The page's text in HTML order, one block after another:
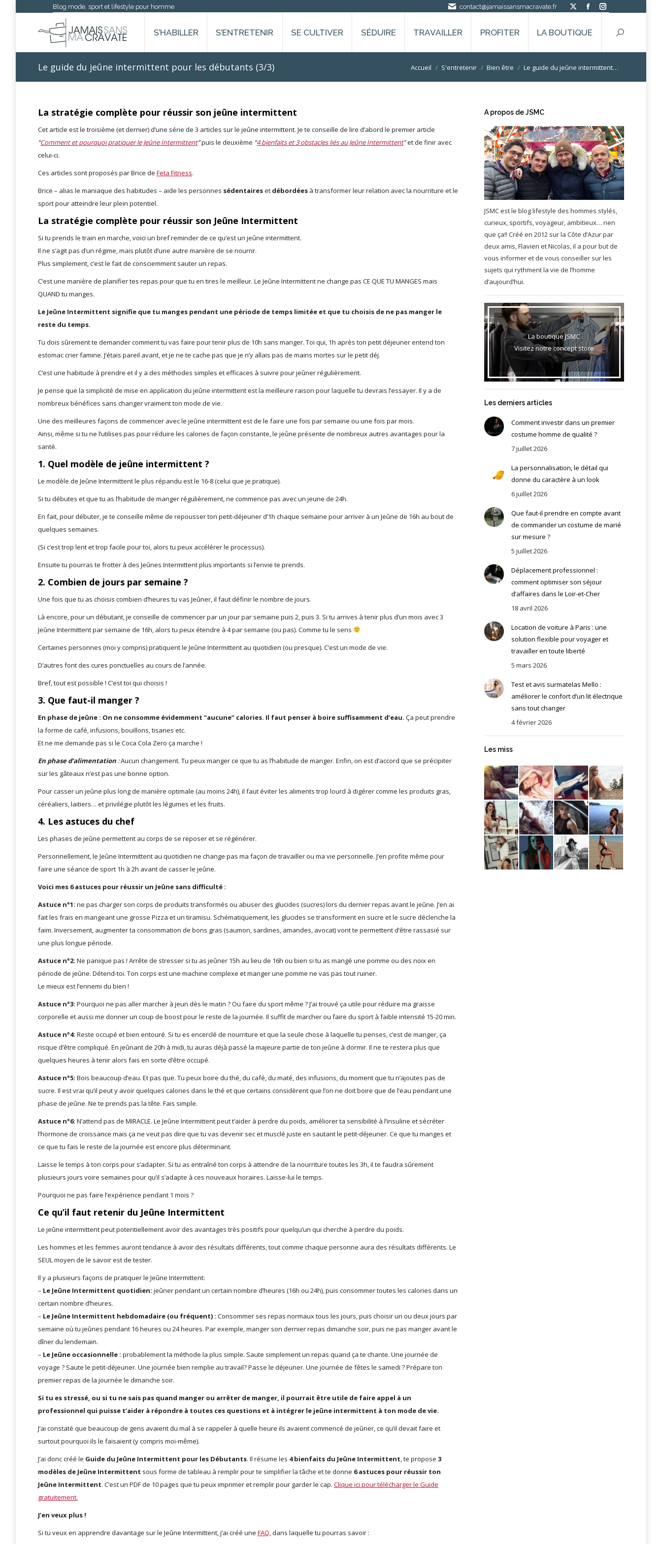
Blog mode, sport et lifestyle pour homme contact@jamaissansmacravate.fr
La
X
s'ouvre
La
Facebook
s'ouvre
La
Instagram
s'ouvre
S’HABILLER S’ENTRETENIR SE CULTIVER SÉDUIRE TRAVAILLER PROFITER LA BOUTIQUE
Recherche
Le guide du jeûne intermittent pour les débutants (3/3) Vous êtes ici :
Accueil S'entretenir Bien être Le guide du jeûne intermittent…
La stratégie complète pour réussir son jeûne intermittent
Cet article est le troisième (et dernier) d’une série de 3 articles sur le jeûne intermittent. Je te conseille de lire d’abord le premier article
“Comment et pourquoi pratiquer le Jeûne Intermittent”puis le deuxième “4 bienfaits et 3 obstacles liés au Jeûne Intermittent”et de finir avec
celui-ci.
Ces articles sont proposés par Brice de Feta Fitness.
Brice – alias le maniaque des habitudes – aide les personnes sédentaireset débordées à transformer leur relation avec la nourriture et le
sport pour atteindre leur plein potentiel.
La stratégie complète pour réussir son Jeûne Intermittent
Si tu prends le train en marche, voici un bref reminder de ce qu’est un jeûne intermittent.
Il ne s’agit pas d’un régime, mais plutôt d’une autre manière de se nourrir.
Plus simplement, c’est le fait de consciemment sauter un repas.
C’est une manière de planifier tes repas pour que tu en tires le meilleur. Le Jeûne Intermittent ne change pas CE QUE TU MANGES mais
QUAND tu manges.
Le Jeûne Intermittent signifie que tu manges pendant une période de temps limitée et que tu choisis de ne pas manger le
reste du temps.
Tu dois sûrement te demander comment tu vas faire pour tenir plus de 10h sans manger. Toi qui, 1h après ton petit déjeuner entend ton
estomac crier famine. J’étais pareil avant, et je ne te cache pas que je n’y allais pas de mains mortes sur le petit déj.
C’est une habitude à prendre et il y a des méthodes simples et efficaces à suivre pour jeûner régulièrement.
Je pense que la simplicité de mise en application du jeûne intermittent est la meilleure raison pour laquelle tu devrais l’essayer. Il y a de
nombreux bénéfices sans changer vraiment ton mode de vie.
Une des meilleures façons de commencer avec le jeûne intermittent est de le faire une fois par semaine ou une fois par mois.
Ainsi, même si tu ne l’utilises pas pour réduire les calories de façon constante, le jeûne présente de nombreux autres avantages pour la
santé.
1. Quel modèle de jeûne intermittent ?
Le modèle de Jeûne Intermittent le plus répandu est le 16-8 (celui que je pratique).
Si tu débutes et que tu as l’habitude de manger régulièrement, ne commence pas avec un jeune de 24h.
En fait, pour débuter, je te conseille même de repousser ton petit-déjeuner d’1h chaque semaine pour arriver à un Jeûne de 16h au bout de
quelques semaines.
(Si c’est trop lent et trop facile pour toi, alors tu peux accélérer le processus).
Ensuite tu pourras te frotter à des Jeûnes Intermittent plus importants si l’envie te prends.
2. Combien de jours par semaine ?
Une fois que tu as choisis combien d’heures tu vas Jeûner, il faut définir le nombre de jours.
Là encore, pour un débutant, je conseille de commencer par un jour par semaine puis 2, puis 3. Si tu arrives à tenir plus d’un mois avec 3
Jeûne Intermittent par semaine de 16h, alors tu peux étendre à 4 par semaine (ou pas). Comme tu le sens
Certaines personnes (moi y compris) pratiquent le Jeûne Intermittent au quotidien (ou presque). C’est un mode de vie.
D’autres font des cures ponctuelles au cours de l’année.
Bref, tout est possible ! C’est toi qui choisis !
3. Que faut-il manger ?
En phase de jeûne : On ne consomme évidemment “aucune” calories. Il faut penser à boire suffisamment d’eau. Ça peut prendre
la forme de café, infusions, bouillons, tisanes etc.
Et ne me demande pas si le Coca Cola Zero ça marche !
En phase d’alimentation :Aucun changement. Tu peux manger ce que tu as l’habitude de manger. Enfin, on est d’accord que se précipiter
sur les gâteaux n’est pas une bonne option.
Pour casser un jeûne plus long de manière optimale (au moins 24h), il faut éviter les aliments trop lourd à digérer comme les produits gras,
céréaliers, laitiers… et privilégie plutôt les légumes et les fruits.
4. Les astuces du chef
Les phases de jeûne permettent au corps de se reposer et se régénérer.
Personnellement, le Jeûne Intermittent au quotidien ne change pas ma façon de travailler ou ma vie personnelle. J’en profite même pour
faire une séance de sport 1h à 2h avant de casser le jeûne.
Voici mes 6 astuces pour réussir un Jeûne sans difficulté :
Astuce n°1: ne pas charger son corps de produits transformés ou abuser des glucides (sucres) lors du dernier repas avant le jeûne. J’en ai
fait les frais en mangeant une grosse Pizza et un tiramisu. Schématiquement, les glucides se transforment en sucre et le sucre déclenche la
faim. Inversement, augmenter ta consommation de bons gras (saumon, sardines, amandes, avocat) vont te permettent d’être rassasié sur
une plus longue période.
Astuce n°2: Ne panique pas ! Arrête de stresser si tu as jeûner 15h au lieu de 16h ou bien si tu as mangé une pomme ou des noix en
période de jeûne. Détend-toi. Ton corps est une machine complexe et manger une pomme ne vas pas tout ruiner.
Le mieux est l’ennemi du bien !
Astuce n°3: Pourquoi ne pas aller marcher à jeun dès le matin ? Ou faire du sport même ? J’ai trouvé ça utile pour réduire ma graisse
corporelle et aussi me donner un coup de boost pour le reste de la journée. Il suffit de marcher ou faire du sport à faible intensité 15-20 min.
Astuce n°4: Reste occupé et bien entouré. Si tu es encerclé de nourriture et que la seule chose à laquelle tu penses, c’est de manger, ça
risque d’être compliqué. En jeûnant de 20h à midi, tu auras déjà passé la majeure partie de ton jeûne à dormir. Il ne te restera plus que
quelques heures à tenir alors fais en sorte d’être occupé.
Astuce n°5: Bois beaucoup d’eau. Et pas que. Tu peux boire du thé, du café, du maté, des infusions, du moment que tu n’ajoutes pas de
sucre. Il est vrai qu’il peut y avoir quelques calories dans le thé et que certains considèrent que l’on ne doit boire que de l’eau pendant une
phase de jeûne. Ne te prends pas la tête. Fais simple.
Astuce n°6: N’attend pas de MIRACLE. Le Jeûne Intermittent peut t’aider à perdre du poids, améliorer ta sensibilité à l’insuline et sécréter
l’hormone de croissance mais ça ne veut pas dire que tu vas devenir sec et musclé juste en sautant le petit-déjeuner. Ce que tu manges et
ce que tu fais le reste de la journée est encore plus déterminant.
Laisse le temps à ton corps pour s’adapter. Si tu as entraîné ton corps à attendre de la nourriture toutes les 3h, il te faudra sûrement
plusieurs jours voire semaines pour qu’il s’adapte à ces nouveaux horaires. Laisse-lui le temps.
Pourquoi ne pas faire l’expérience pendant 1 mois ?
Ce qu’il faut retenir du Jeûne Intermittent
Le jeûne intermittent peut potentiellement avoir des avantages très positifs pour quelqu’un qui cherche à perdre du poids.
Les hommes et les femmes auront tendance à avoir des résultats différents, tout comme chaque personne aura des résultats différents. Le
SEUL moyen de le savoir est de tester.
Il y a plusieurs façons de pratiquer le Jeûne Intermittent:
– Le Jeûne Intermittent quotidien: jeûner pendant un certain nombre d’heures (16h ou 24h), puis consommer toutes les calories dans un
certain nombre d’heures.
– Le Jeûne Intermittent hebdomadaire (ou fréquent) : Consommer ses repas normaux tous les jours, puis choisir un ou deux jours par
semaine où tu jeûnes pendant 16 heures ou 24 heures. Par exemple, manger son dernier repas dimanche soir, puis ne pas manger avant le
dîner du lendemain.
– Le Jeûne occasionnelle : probablement la méthode la plus simple. Saute simplement un repas quand ça te chante. Une journée de
voyage ? Saute le petit-déjeuner. Une journée bien remplie au travail? Passe le déjeuner. Une journée de fêtes le samedi ? Prépare ton
premier repas de la journée le dimanche soir.
Si tu es stressé, ou si tu ne sais pas quand manger ou arrêter de manger, il pourrait être utile de faire appel à un
professionnel qui puisse t’aider à répondre à toutes ces questions et à intégrer le jeûne intermittent à ton mode de vie.
J’ai constaté que beaucoup de gens avaient du mal à se rappeler à quelle heure ils avaient commencé de jeûner, ce qu’il devait faire et
surtout pourquoi ils le faisaient (y compris moi-même).
J’ai donc créé le Guide du Jeûne Intermittent pour les Débutants. Il résume les 4 bienfaits du Jeûne Intermittent, te propose 3
modèles de Jeûne Intermittent sous forme de tableau à remplir pour te simplifier la tâche et te donne 6 astuces pour réussir ton
Jeûne Intermittent. C’est un PDF de 10 pages que tu peux imprimer et remplir pour garder le cap. Clique ici pour télécharger le Guide
gratuitement.
J’en veux plus !
Si tu veux en apprendre davantage sur le Jeûne Intermittent, j’ai créé une FAQ, dans laquelle tu pourras savoir :
A propos de JSMC
JSMC est le blog lifestyle des hommes stylés,
curieux, sportifs, voyageur, ambitieux… rien
que ça!! Créé en 2012 sur la Côte d’Azur par
deux amis, Flavien et Nicolas, il a pour but de
vous informer et de vous conseiller sur les
sujets qui rythment la vie de l’homme
d’aujourd’hui.
La boutique JSMC
Visitez notre concept store
Les derniers articles
Comment investir dans un premier
costume homme de qualité ?
7 juillet 2026
La personnalisation, le détail qui
donne du caractère à un look
6 juillet 2026
Que faut-il prendre en compte avant
de commander un costume de marié
sur mesure ?
5 juillet 2026
Déplacement professionnel :
comment optimiser son séjour
d’affaires dans le Loir-et-Cher
18 avril 2026
Location de voiture à Paris : une
solution flexible pour voyager et
travailler en toute liberté
5 mars 2026
Test et avis surmatelas Mello :
améliorer le confort d’un lit électrique
sans tout changer
4 février 2026
Les miss